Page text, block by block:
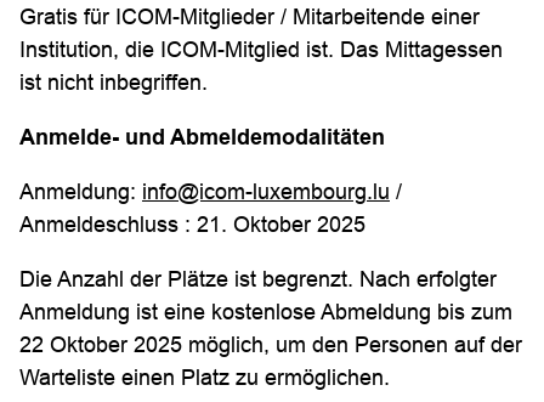
Gratis für ICOM-Mitglieder / Mitarbeitende einer
Institution, die ICOM-Mitglied ist. Das Mittagessen
ist nicht inbegriffen.
Anmelde- und Abmeldemodalitäten
Anmeldung: info@icom-luxembourg.lu /
Anmeldeschluss : 21. Oktober 2025
Die Anzahl der Plätze ist begrenzt. Nach erfolgter
Anmeldung ist eine kostenlose Abmeldung bis zum
22 Oktober 2025 möglich, um den Personen auf der
Warteliste einen Platz zu ermöglichen.